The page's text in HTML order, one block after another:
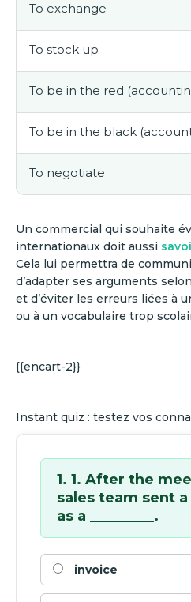
To exchange
To stock up
To be in the red
To be in the black
To negotiate
Un commercial qui souhaite
internationaux doit aussi
Cela lui permettra de
d’adapter ses arguments
et d’éviter les erreurs liées à
ou à un vocabulaire trop
{{encart-2}}
Instant quiz : testez vos
1. 1. After the
sales team sent
as a _________.
invoice